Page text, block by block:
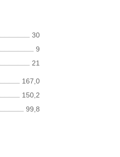
30
9
21
167,0
150,2
99,8